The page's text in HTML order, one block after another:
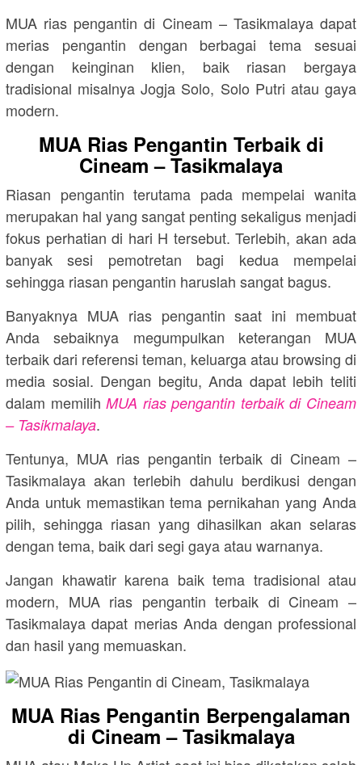
MUA rias pengantin di Cineam – Tasikmalaya dapat
merias pengantin dengan berbagai tema sesuai
dengan keinginan klien, baik riasan bergaya
tradisional misalnya Jogja Solo, Solo Putri atau gaya
modern.
MUA Rias Pengantin Terbaik di
Cineam – Tasikmalaya
Riasan pengantin terutama pada mempelai wanita
merupakan hal yang sangat penting sekaligus menjadi
fokus perhatian di hari H tersebut. Terlebih, akan ada
banyak sesi pemotretan bagi kedua mempelai
sehingga riasan pengantin haruslah sangat bagus.
Banyaknya MUA rias pengantin saat ini membuat
Anda sebaiknya megumpulkan keterangan MUA
terbaik dari referensi teman, keluarga atau browsing di
media sosial. Dengan begitu, Anda dapat lebih teliti
dalam memilihMUA rias pengantin terbaik di Cineam
– Tasikmalaya.
Tentunya, MUA rias pengantin terbaik di Cineam –
Tasikmalaya akan terlebih dahulu berdikusi dengan
Anda untuk memastikan tema pernikahan yang Anda
pilih, sehingga riasan yang dihasilkan akan selaras
dengan tema, baik dari segi gaya atau warnanya.
Jangan khawatir karena baik tema tradisional atau
modern, MUA rias pengantin terbaik di Cineam –
Tasikmalaya dapat merias Anda dengan professional
dan hasil yang memuaskan.
MUA Rias Pengantin Berpengalaman
di Cineam – Tasikmalaya